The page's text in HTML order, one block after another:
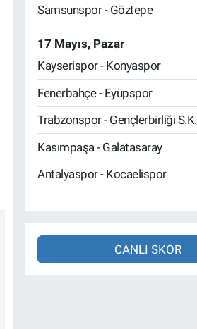
Samsunspor - Göztepe
17 Mayıs, Pazar
Kayserispor - Konyaspor
Fenerbahçe - Eyüpspor
Trabzonspor - Gençlerbirliği S.K.
Kasımpaşa - Galatasaray
Antalyaspor - Kocaelispor
CANLI SKOR